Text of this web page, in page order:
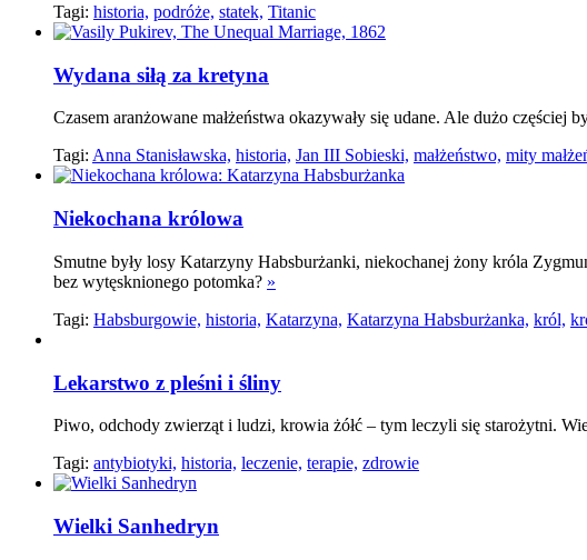
Tagi: historia, podróże, statek, Titanic
Wydana siłą za kretyna
Czasem aranżowane małżeństwa okazywały się udane. Ale dużo częściej
Tagi: Anna Stanisławska, historia, Jan III Sobieski, małżeństwo, mity
Niekochana królowa
Smutne były losy Katarzyny Habsburżanki, niekochanej żony króla
bez wytęsknionego potomka? »
Tagi: Habsburgowie, historia, Katarzyna, Katarzyna Habsburżanka, król,
Lekarstwo z pleśni i śliny
Piwo, odchody zwierząt i ludzi, krowia żółć – tym leczyli się starożytni.
Tagi: antybiotyki, historia, leczenie, terapie, zdrowie
Wielki Sanhedryn